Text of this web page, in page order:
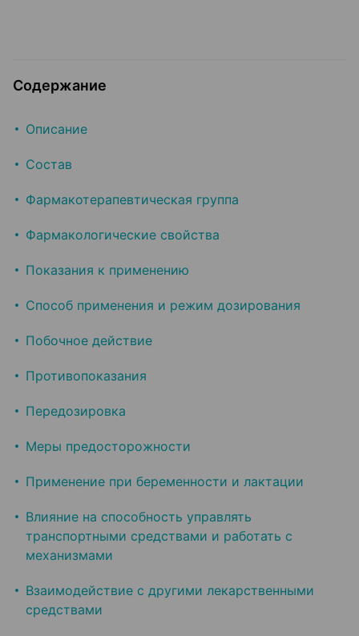
Содержание
Описание
Состав
Фармакотерапевтическая группа
Фармакологические свойства
Показания к применению
Способ применения и режим дозирования
Побочное действие
Противопоказания
Передозировка
Меры предосторожности
Применение при беременности и лактации
Влияние на способность управлять
транспортными средствами и работать с
механиз­мами
Взаимодействие с другими лекарственными
средствами